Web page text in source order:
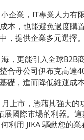
企業，IT專業人力有
本，也能避免過度購
，提供企業多元選擇。
海，更能引入全球
合母公司伊布克高
礎，進而降低維運成
月上市，憑藉其強大
展國際市場的利器。
利用 JIKA 驅動您的